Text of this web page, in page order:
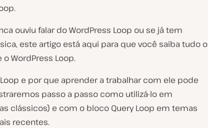
ouviu falar do WordPress Loop ou se já tem
este artigo está aqui para que você saiba tudo o
WordPress Loop.
e por que aprender a trabalhar com ele pode
passo a passo como utilizá-lo em
clássicos) e com o bloco Query Loop em temas
recentes.